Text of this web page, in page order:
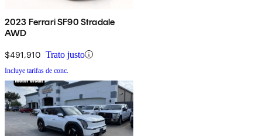
2023 Ferrari SF90 Stradale
AWD
$491,910 Trato justo
Incluye tarifas de conc.